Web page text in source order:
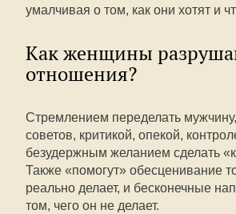
умалчивая о том, как они хотят и
Как женщины
отношения?
Стремлением переделать
советов, критикой, опекой,
безудержным желанием сделать
Также «помогут» обесценивание
реально делает, и бесконечные
том, чего он не делает.